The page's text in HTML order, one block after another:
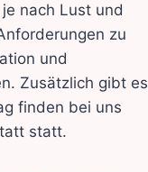
nach Lust und
zu
und
Zusätzlich gibt es
finden bei uns
statt.